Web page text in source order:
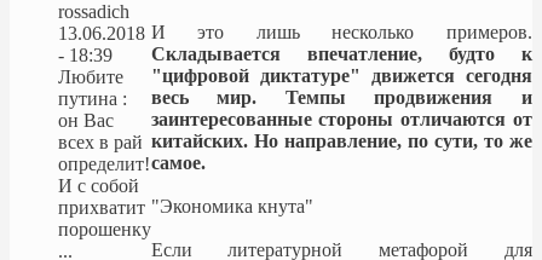
И это лишь несколько примеров.
Складывается впечатление, будто к
"цифровой диктатуре" движется сегодня
весь мир. Темпы продвижения и
заинтересованные стороны отличаются от
китайских. Но направление, по сути, то же
самое.
"Экономика кнута"
Если литературной метафорой для
rossadich
13.06.2018
- 18:39
Любите
путина :
он Вас
всех в рай
определит!
И с собой
прихватит
порошенку
...